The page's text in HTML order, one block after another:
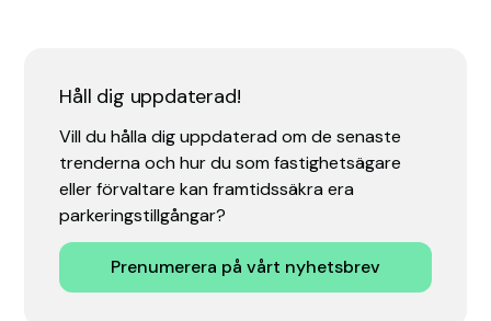
Håll dig uppdaterad!
Vill du hålla dig uppdaterad om de senaste
trenderna och hur du som fastighetsägare
eller förvaltare kan framtidssäkra era
parkeringstillgångar?
Prenumerera på vårt nyhetsbrev